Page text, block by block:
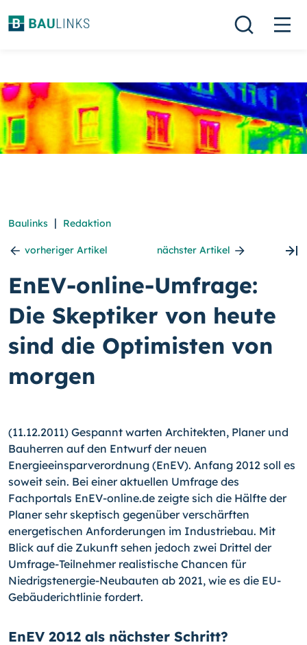
Baulinks | Redaktion
vorheriger Artikel nächster Artikel
EnEV-online-Umfrage:
Die Skeptiker von heute
sind die Optimisten von
morgen
(11.12.2011) Gespannt warten Architekten, Planer und
Bauherren auf den Entwurf der neuen
Energieeinsparverordnung (EnEV). Anfang 2012 soll es
soweit sein. Bei einer aktuellen Umfrage des
Fachportals EnEV-online.de zeigte sich die Hälfte der
Planer sehr skeptisch gegenüber verschärften
energetischen Anforderungen im Industriebau. Mit
Blick auf die Zukunft sehen jedoch zwei Drittel der
Umfrage-Teilnehmer realistische Chancen für
Niedrigstenergie-Neubauten ab 2021, wie es die EU-
Gebäuderichtlinie fordert.
EnEV 2012 als nächster Schritt?